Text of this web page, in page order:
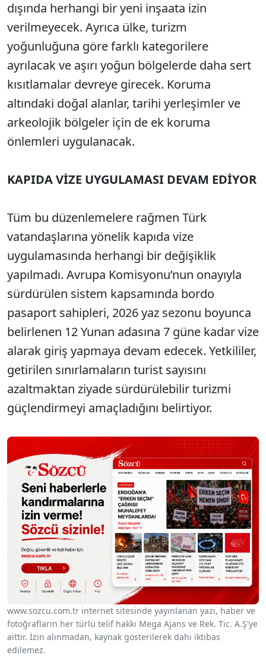
dışında herhangi bir yeni inşaata izin
verilmeyecek. Ayrıca ülke, turizm
yoğunluğuna göre farklı kategorilere
ayrılacak ve aşırı yoğun bölgelerde daha sert
kısıtlamalar devreye girecek. Koruma
altındaki doğal alanlar, tarihi yerleşimler ve
arkeolojik bölgeler için de ek koruma
önlemleri uygulanacak.
KAPIDA VİZE UYGULAMASI DEVAM EDİYOR
Tüm bu düzenlemelere rağmen Türk
vatandaşlarına yönelik kapıda vize
uygulamasında herhangi bir değişiklik
yapılmadı. Avrupa Komisyonu’nun onayıyla
sürdürülen sistem kapsamında bordo
pasaport sahipleri, 2026 yaz sezonu boyunca
belirlenen 12 Yunan adasına 7 güne kadar vize
alarak giriş yapmaya devam edecek. Yetkililer,
getirilen sınırlamaların turist sayısını
azaltmaktan ziyade sürdürülebilir turizmi
güçlendirmeyi amaçladığını belirtiyor.
www.sozcu.com.tr internet sitesinde yayınlanan yazı, haber ve
fotoğrafların her türlü telif hakkı Mega Ajans ve Rek. Tic. A.Ş'ye
aittir. İzin alınmadan, kaynak gösterilerek dahi iktibas
edilemez.